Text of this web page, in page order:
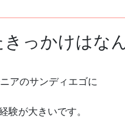
っかけはな
アのサンディエゴに
験が大きいです。